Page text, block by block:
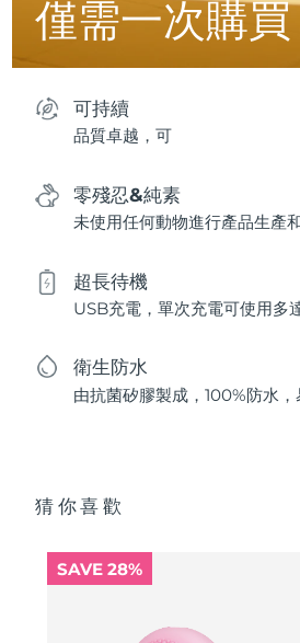
僅需一次購買
可持續
品質卓越，可
零殘忍&純素
未使用任何動物進行產品生產
超長待機
USB充電，單次充電可使用多
衛生防水
由抗菌矽膠製成，100%防水，
猜你喜歡
SAVE 28%